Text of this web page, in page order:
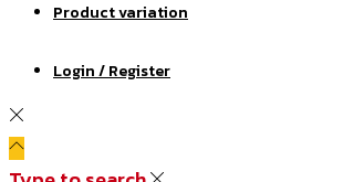
Product variation
Login / Register